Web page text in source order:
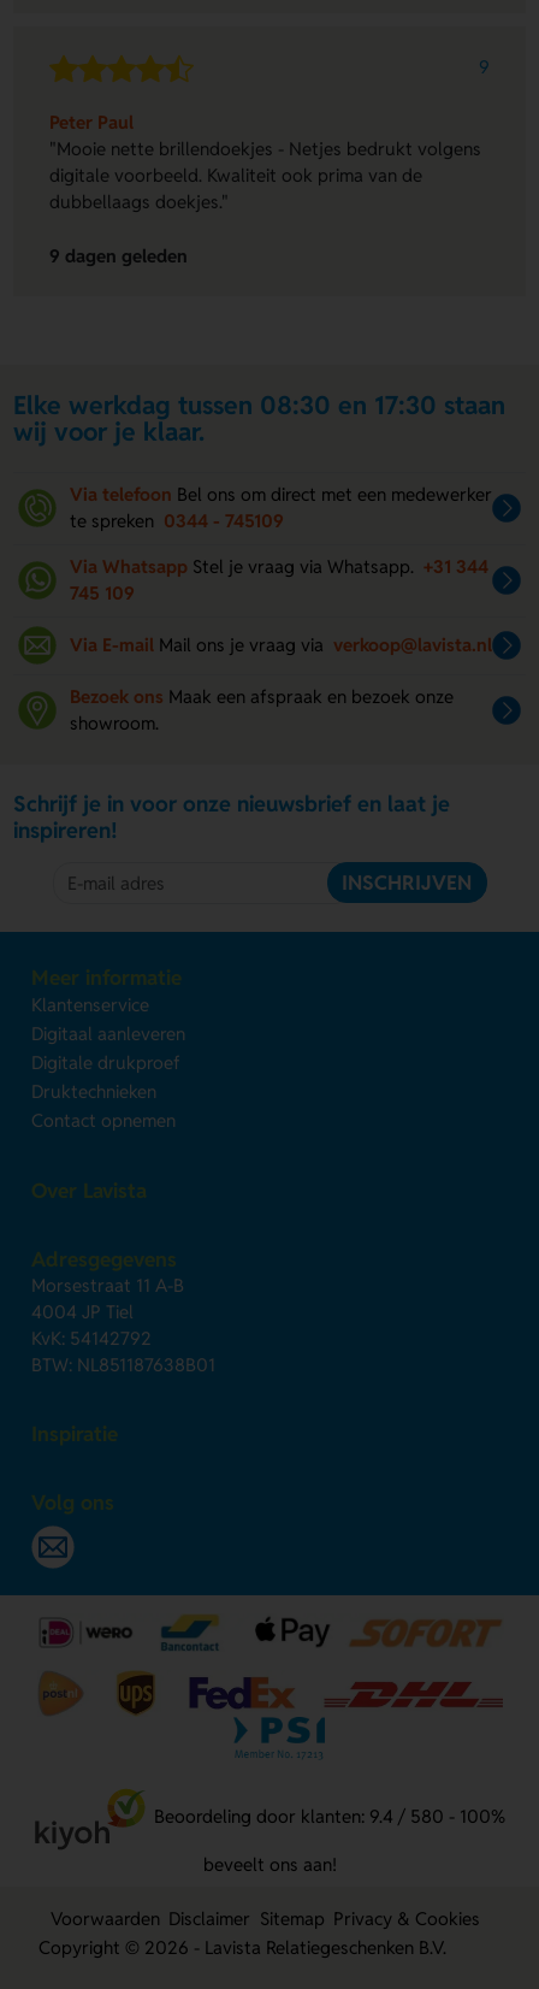
9
Peter Paul
"Mooie nette brillendoekjes - Netjes bedrukt volgens
digitale voorbeeld. Kwaliteit ook prima van de
dubbellaags doekjes."
9 dagen geleden
Elke werkdag tussen 08:30 en 17:30 staan
wij voor je klaar.
Via telefoon Bel ons om direct met een medewerker
te spreken 0344 - 745109
Via Whatsapp Stel je vraag via Whatsapp. +31 344
745 109
Via E-mail Mail ons je vraag via verkoop@lavista.nl
Bezoek ons Maak een afspraak en bezoek onze
showroom.
Schrijf je in voor onze nieuwsbrief en laat je
inspireren!
INSCHRIJVEN
Meer informatie
Klantenservice
Digitaal aanleveren
Digitale drukproef
Druktechnieken
Contact opnemen
Over Lavista
Adresgegevens
Morsestraat 11 A-B
4004 JP Tiel
KvK: 54142792
BTW: NL851187638B01
Inspiratie
Volg ons
Beoordeling door klanten: 9.4 / 580 - 100%
beveelt ons aan!
Voorwaarden Disclaimer Sitemap Privacy & Cookies
Copyright © 2026 - Lavista Relatiegeschenken B.V.